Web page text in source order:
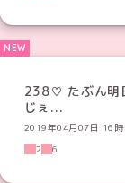
238♡ たぶん明
じぇ...
2019年04月07日 16時
2
6